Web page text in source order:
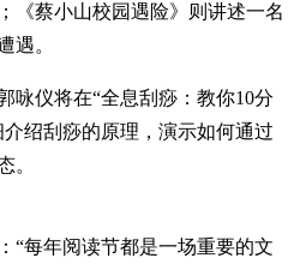
《蔡小山校园遇险》则讲述一名
遇。
咏仪将在“全息刮痧：教你10分
绍刮痧的原理，演示如何通过
。
“每年阅读节都是一场重要的文